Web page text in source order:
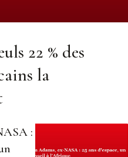
22 % des
la
: